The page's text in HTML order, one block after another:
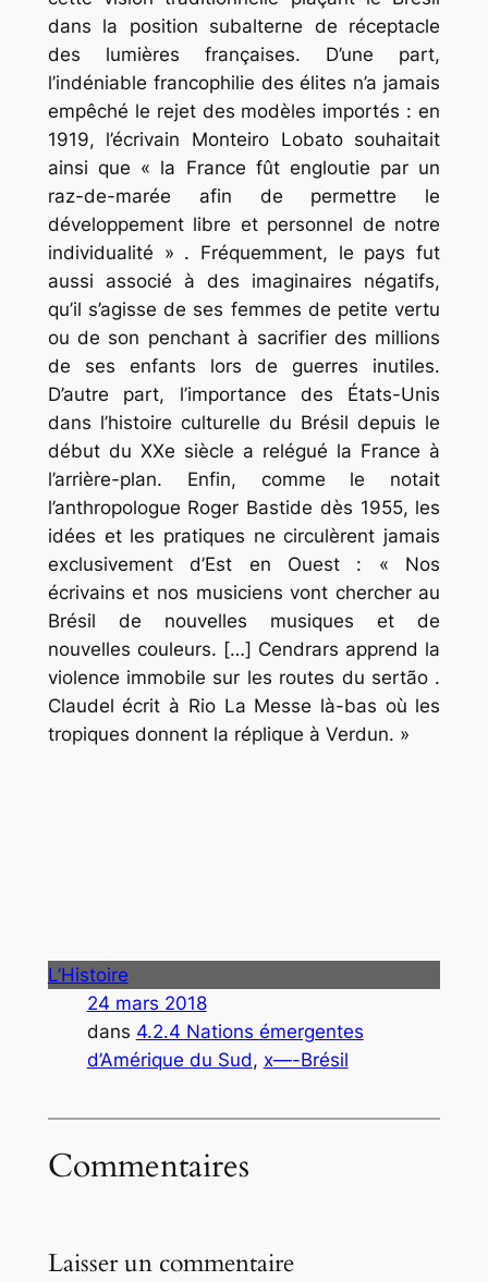
dans la position subalterne de réceptacle
des lumières françaises. D’une part,
l’indéniable francophilie des élites n’a jamais
empêché le rejet des modèles importés : en
1919, l’écrivain Monteiro Lobato souhaitait
ainsi que « la France fût engloutie par un
raz-de-marée afin de permettre le
développement libre et personnel de notre
individualité » . Fréquemment, le pays fut
aussi associé à des imaginaires négatifs,
qu’il s’agisse de ses femmes de petite vertu
ou de son penchant à sacrifier des millions
de ses enfants lors de guerres inutiles.
D’autre part, l’importance des États-Unis
dans l’histoire culturelle du Brésil depuis le
début du XXe siècle a relégué la France à
l’arrière-plan. Enfin, comme le notait
l’anthropologue Roger Bastide dès 1955, les
idées et les pratiques ne circulèrent jamais
exclusivement d’Est en Ouest : « Nos
écrivains et nos musiciens vont chercher au
Brésil de nouvelles musiques et de
nouvelles couleurs. […] Cendrars apprend la
violence immobile sur les routes du sertão .
Claudel écrit à Rio La Messe là-bas où les
tropiques donnent la réplique à Verdun. »
L’Histoire
24 mars 2018
dans 4.2.4 Nations émergentes
d’Amérique du Sud, x—-Brésil
Commentaires
Laisser un commentaire